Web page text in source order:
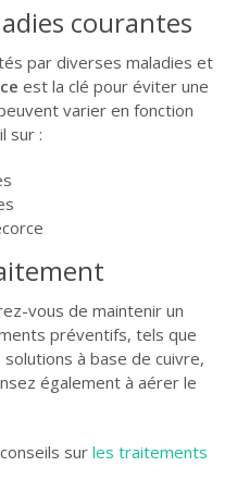
courantes
par diverses maladies et
est la clé pour éviter une
varier en fonction
sur :
vous de maintenir un
préventifs, tels que
à base de cuivre,
également à aérer le
sur les traitements